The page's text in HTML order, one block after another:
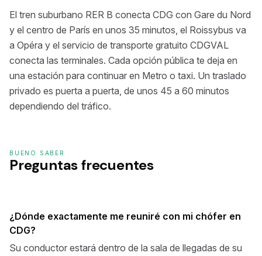
El tren suburbano RER B conecta CDG con Gare du Nord
y el centro de París en unos 35 minutos, el Roissybus va
a Opéra y el servicio de transporte gratuito CDGVAL
conecta las terminales. Cada opción pública te deja en
una estación para continuar en Metro o taxi. Un traslado
privado es puerta a puerta, de unos 45 a 60 minutos
dependiendo del tráfico.
BUENO SABER
Preguntas frecuentes
¿Dónde exactamente me reuniré con mi chófer en
CDG?
Su conductor estará dentro de la sala de llegadas de su